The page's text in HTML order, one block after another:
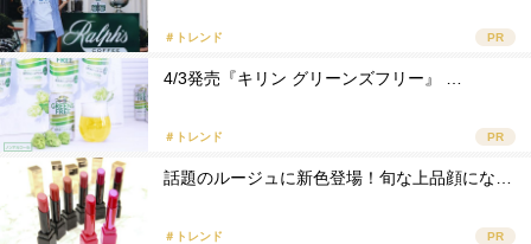
＃トレンド PR
4/3発売『キリン グリーンズフリー』 …
＃トレンド PR
話題のルージュに新色登場！旬な上品顔にな…
＃トレンド PR